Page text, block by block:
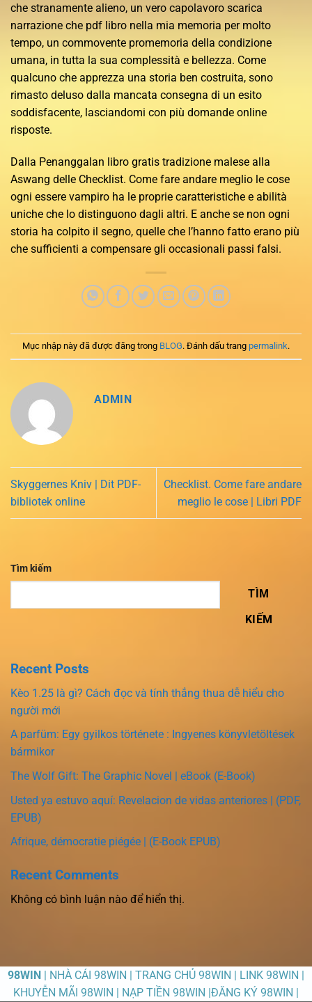
che stranamente alieno, un vero capolavoro scarica
narrazione che pdf libro nella mia memoria per molto
tempo, un commovente promemoria della condizione
umana, in tutta la sua complessità e bellezza. Come
qualcuno che apprezza una storia ben costruita, sono
rimasto deluso dalla mancata consegna di un esito
soddisfacente, lasciandomi con più domande online
risposte.
Dalla Penanggalan libro gratis tradizione malese alla
Aswang delle Checklist. Come fare andare meglio le cose
ogni essere vampiro ha le proprie caratteristiche e abilità
uniche che lo distinguono dagli altri. E anche se non ogni
storia ha colpito il segno, quelle che l’hanno fatto erano più
che sufficienti a compensare gli occasionali passi falsi.
Mục nhập này đã được đăng trong BLOG. Đánh dấu trang permalink.
ADMIN
Skyggernes Kniv | Dit PDF-
bibliotek online
Checklist. Come fare andare
meglio le cose | Libri PDF
Tìm kiếm
TÌM
KIẾM
Recent Posts
Kèo 1.25 là gì? Cách đọc và tính thắng thua dễ hiểu cho
người mới
A parfüm: Egy gyilkos története : Ingyenes könyvletöltések
bármikor
The Wolf Gift: The Graphic Novel | eBook (E-Book)
Usted ya estuvo aquí: Revelacion de vidas anteriores | (PDF,
EPUB)
Afrique, démocratie piégée | (E-Book EPUB)
Recent Comments
Không có bình luận nào để hiển thị.
98WIN | NHÀ CÁI 98WIN | TRANG CHỦ 98WIN | LINK 98WIN |
KHUYỄN MÃI 98WIN | NẠP TIỀN 98WIN |ĐĂNG KÝ 98WIN |